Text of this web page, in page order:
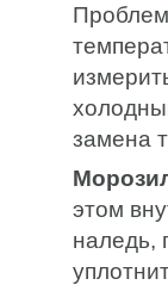
замена
этом
наледь,